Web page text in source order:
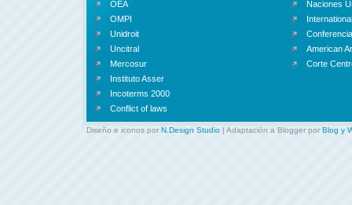
OEA
OMPI
Unidroit
Uncitral
Mercosur
Instituto Asser
Incoterms 2000
Conflict of laws
Naciones
American
Corte
Diseño e iconos por N.Design Studio | Adaptación a Blogger por Blog y